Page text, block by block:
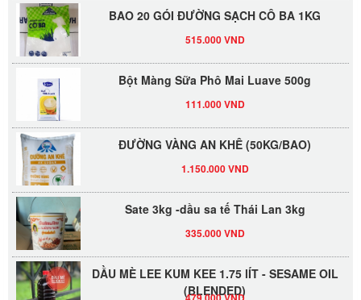
BAO 20 GÓI ĐƯỜNG SẠCH CÔ BA 1KG
515.000 VND
Bột Màng Sữa Phô Mai Luave 500g
111.000 VND
ĐƯỜNG VÀNG AN KHÊ (50KG/BAO)
1.150.000 VND
Sate 3kg -dầu sa tế Thái Lan 3kg
335.000 VND
DẦU MÈ LEE KUM KEE 1.75 lÍT - SESAME OIL
(BLENDED)
479.000 VND